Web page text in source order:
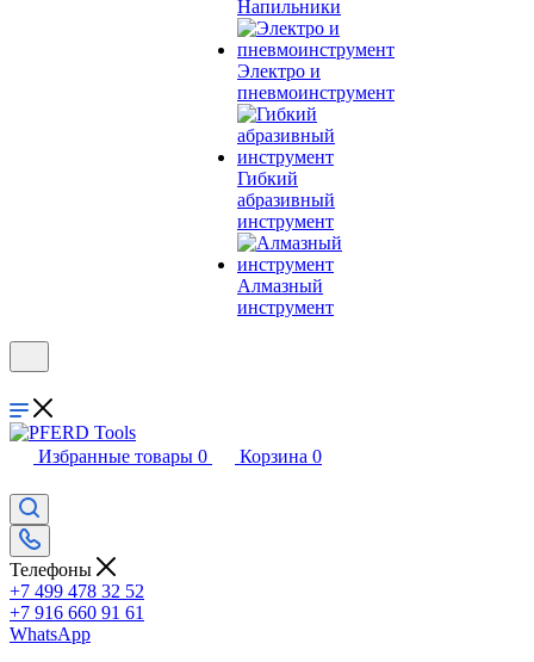
Напильники
Электро и
пневмоинструмент
Гибкий
абразивный
инструмент
Алмазный
инструмент
Избранные товары 0 Корзина 0
Телефоны
+7 499 478 32 52
+7 916 660 91 61
WhatsApp